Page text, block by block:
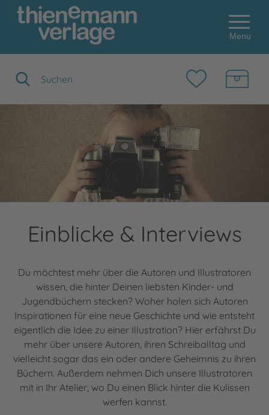
Menu
Einblicke & Interviews
Du möchtest mehr über die Autoren und Illustratoren
wissen, die hinter Deinen liebsten Kinder- und
Jugendbüchern stecken? Woher holen sich Autoren
Inspirationen für eine neue Geschichte und wie entsteht
eigentlich die Idee zu einer Illustration? Hier erfährst Du
mehr über unsere Autoren, ihren Schreiballtag und
vielleicht sogar das ein oder andere Geheimnis zu ihren
Büchern. Außerdem nehmen Dich unsere Illustratoren
mit in Ihr Atelier, wo Du einen Blick hinter die Kulissen
werfen kannst.